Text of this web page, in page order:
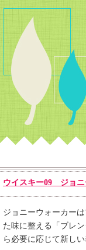
ウイスキー09 ジョニ
ジョニーウォーカー
た味に整える「ブレ
ら必要に応じて新し